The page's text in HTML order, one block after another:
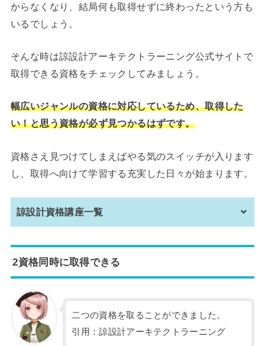
からなくなり、結局何も取得せずに終わったという方も
いるでしょう。
そんな時は諒設計アーキテクトラーニング公式サイトで
取得できる資格をチェックしてみましょう。
幅広いジャンルの資格に対応しているため、取得した
い！と思う資格が必ず見つかるはずです。
資格さえ見つけてしまえばやる気のスイッチが入ります
し、取得へ向けて学習する充実した日々が始まります。
諒設計資格講座一覧
2資格同時に取得できる
二つの資格を取ることができました。
引用：諒設計アーキテクトラーニング